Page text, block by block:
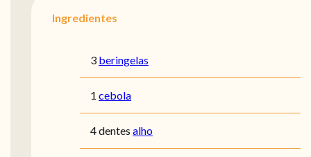
Ingredientes
3 beringelas
1 cebola
4 dentes alho